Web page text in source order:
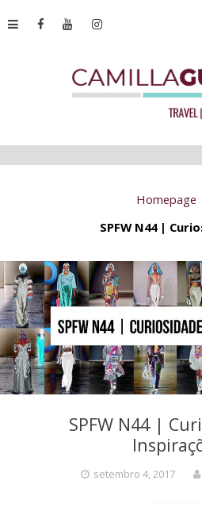
Homepage
SPFW N44 |
SPFW N44 |
setembro 4, 2017